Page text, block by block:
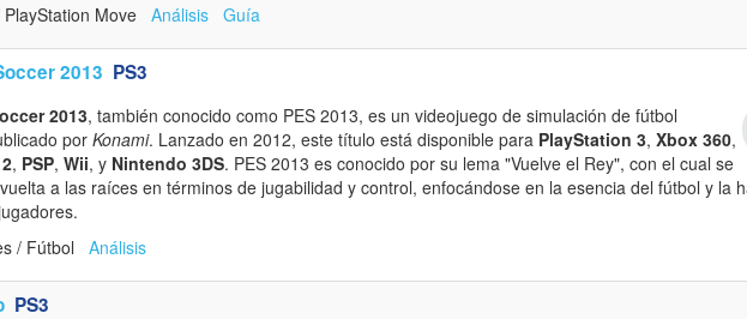
PlayStation Move Análisis Guía
2013 PS3
2013, también conocido como PES 2013, es un videojuego de simulación de fútbol
por Konami. Lanzado en 2012, este título está disponible para PlayStation 3, Xbox 360,
, PSP, Wii, y Nintendo 3DS. PES 2013 es conocido por su lema "Vuelve el Rey", con el cual se
a las raíces en términos de jugabilidad y control, enfocándose en la esencia del fútbol y la
/ Fútbol Análisis
PS3